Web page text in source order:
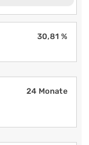
30,81 %
24 Monate